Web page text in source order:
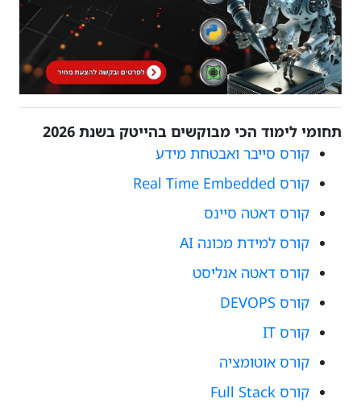
תחומי לימוד הכי מבוקשים בהייטק בשנת 2026
קורס סייבר ואבטחת מידע
קורס Real Time Embedded
קורס דאטה סיינס
קורס למידת מכונה AI
קורס דאטה אנליסט
קורס DEVOPS
קורס IT
קורס אוטומציה
קורס Full Stack